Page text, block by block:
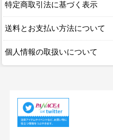
特定商取引法に基づく表示
送料とお支払い方法について
個人情報の取扱いについて